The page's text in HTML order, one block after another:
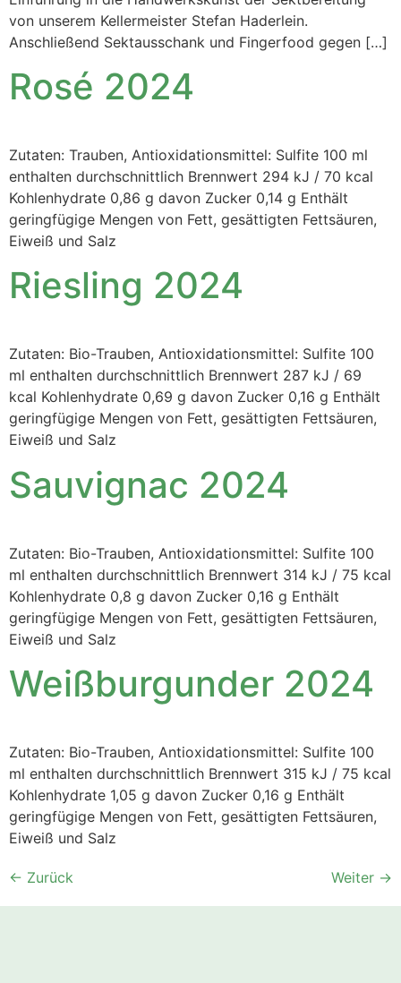
von unserem Kellermeister Stefan Haderlein.
Anschließend Sektausschank und Fingerfood gegen […]
Rosé 2024
Zutaten: Trauben, Antioxidationsmittel: Sulfite 100 ml
enthalten durchschnittlich Brennwert 294 kJ / 70 kcal
Kohlenhydrate 0,86 g davon Zucker 0,14 g Enthält
geringfügige Mengen von Fett, gesättigten Fettsäuren,
Eiweiß und Salz
Riesling 2024
Zutaten: Bio-Trauben, Antioxidationsmittel: Sulfite 100
ml enthalten durchschnittlich Brennwert 287 kJ / 69
kcal Kohlenhydrate 0,69 g davon Zucker 0,16 g Enthält
geringfügige Mengen von Fett, gesättigten Fettsäuren,
Eiweiß und Salz
Sauvignac 2024
Zutaten: Bio-Trauben, Antioxidationsmittel: Sulfite 100
ml enthalten durchschnittlich Brennwert 314 kJ / 75 kcal
Kohlenhydrate 0,8 g davon Zucker 0,16 g Enthält
geringfügige Mengen von Fett, gesättigten Fettsäuren,
Eiweiß und Salz
Weißburgunder 2024
Zutaten: Bio-Trauben, Antioxidationsmittel: Sulfite 100
ml enthalten durchschnittlich Brennwert 315 kJ / 75 kcal
Kohlenhydrate 1,05 g davon Zucker 0,16 g Enthält
geringfügige Mengen von Fett, gesättigten Fettsäuren,
Eiweiß und Salz
← Zurück Weiter →